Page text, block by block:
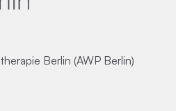
Berlin (AWP Berlin)